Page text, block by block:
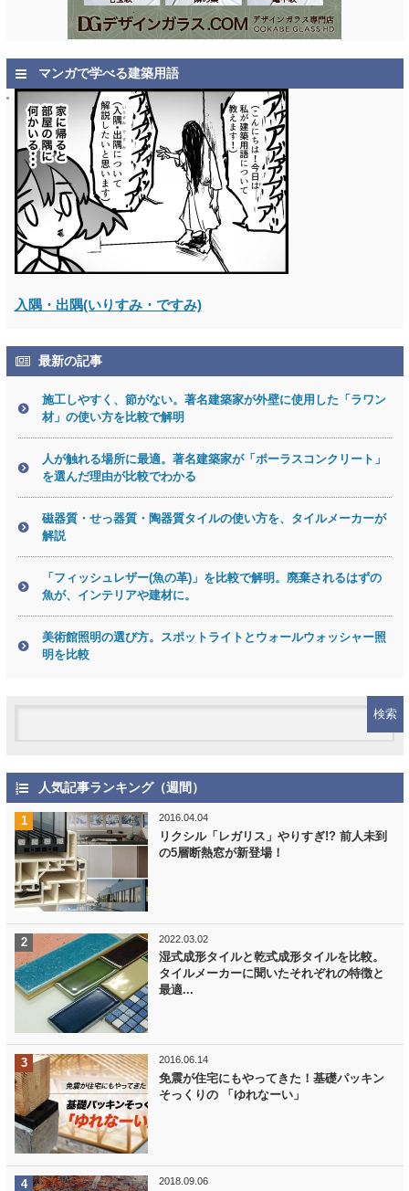
マンガで学べる建築用語
入隅・出隅(いりすみ・ですみ)
最新の記事
施工しやすく、節がない。著名建築家が外壁に使用した「ラワン
材」の使い方を比較で解明
人が触れる場所に最適。著名建築家が「ポーラスコンクリート」
を選んだ理由が比較でわかる
磁器質・せっ器質・陶器質タイルの使い方を、タイルメーカーが
解説
「フィッシュレザー(魚の革)」を比較で解明。廃棄されるはずの
魚が、インテリアや建材に。
美術館照明の選び方。スポットライトとウォールウォッシャー照
明を比較
人気記事ランキング（週間）
2016.04.04
リクシル「レガリス」やりすぎ!? 前人未到
の5層断熱窓が新登場！
2022.03.02
湿式成形タイルと乾式成形タイルを比較。
タイルメーカーに聞いたそれぞれの特徴と
最適...
2016.06.14
免震が住宅にもやってきた！基礎パッキン
そっくりの 「ゆれなーい」
2018.09.06